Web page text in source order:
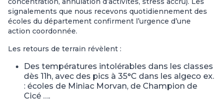
signalements que nous recevons quotidiennement des
écoles du département confirment l’urgence d’une
action coordonnée.
Les retours de terrain révèlent :
Des températures intolérables dans les classes
dès 11h, avec des pics à 35°C dans les algeco ex.
: écoles de Miniac Morvan, de Champion de
Cicé ….